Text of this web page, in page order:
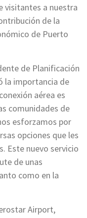
visitantes a nuestra
de la
de Puerto
de Planificación
la importancia de
aérea es
comunidades de
esforzamos por
opciones que les
Este nuevo servicio
de unas
como en la
Airport,